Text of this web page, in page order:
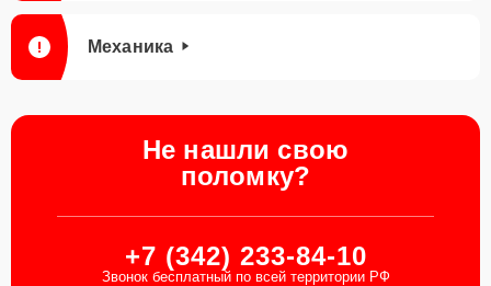
Механика
Не нашли свою
поломку?
+7 (342) 233-84-10
Звонок бесплатный по всей территории РФ